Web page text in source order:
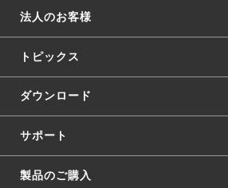
法人のお客様
トピックス
ダウンロード
サポート
製品のご購入